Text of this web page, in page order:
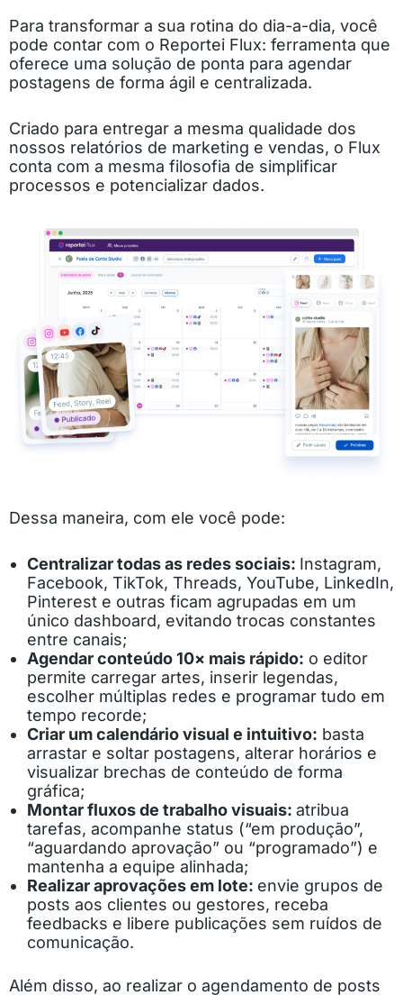
Para transformar a sua rotina do dia-a-dia, você
pode contar com o Reportei Flux: ferramenta que
oferece uma solução de ponta para agendar
postagens de forma ágil e centralizada.
Criado para entregar a mesma qualidade dos
nossos relatórios de marketing e vendas, o Flux
conta com a mesma filosofia de simplificar
processos e potencializar dados.
Dessa maneira, com ele você pode:
Centralizar todas as redes sociais: Instagram,
Facebook, TikTok, Threads, YouTube, LinkedIn,
Pinterest e outras ficam agrupadas em um
único dashboard, evitando trocas constantes
entre canais;
Agendar conteúdo 10× mais rápido: o editor
permite carregar artes, inserir legendas,
escolher múltiplas redes e programar tudo em
tempo recorde;
Criar um calendário visual e intuitivo: basta
arrastar e soltar postagens, alterar horários e
visualizar brechas de conteúdo de forma
gráfica;
Montar fluxos de trabalho visuais: atribua
tarefas, acompanhe status (“em produção”,
“aguardando aprovação” ou “programado”) e
mantenha a equipe alinhada;
Realizar aprovações em lote: envie grupos de
posts aos clientes ou gestores, receba
feedbacks e libere publicações sem ruídos de
comunicação.
Além disso, ao realizar o agendamento de posts